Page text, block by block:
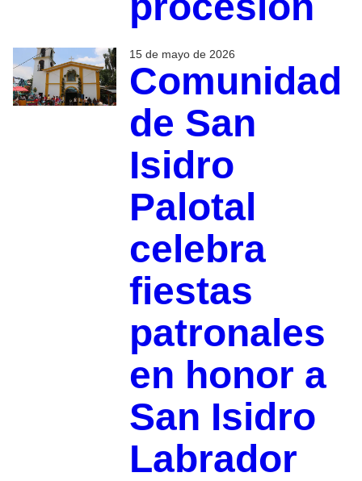
15 de mayo de 2026
Comunidad
de San
Isidro
Palotal
celebra
fiestas
patronales
en honor a
San Isidro
Labrador